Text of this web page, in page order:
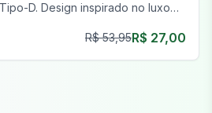
D. Design inspirado no luxo
R$ 53,95R$ 27,00